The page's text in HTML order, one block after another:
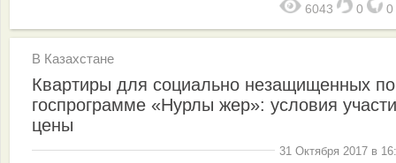
6043 0 0
В Казахстане
Квартиры для социально незащищенных по
госпрограмме «Нурлы жер»: условия
цены
31 Октября 2017 в